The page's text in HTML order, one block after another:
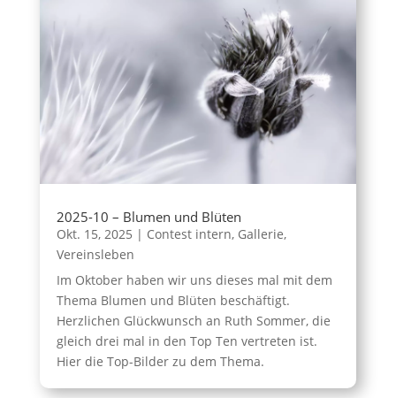
2025-10 – Blumen und Blüten
Okt. 15, 2025 | Contest intern, Gallerie,
Vereinsleben
Im Oktober haben wir uns dieses mal mit dem
Thema Blumen und Blüten beschäftigt.
Herzlichen Glückwunsch an Ruth Sommer, die
gleich drei mal in den Top Ten vertreten ist.
Hier die Top-Bilder zu dem Thema.